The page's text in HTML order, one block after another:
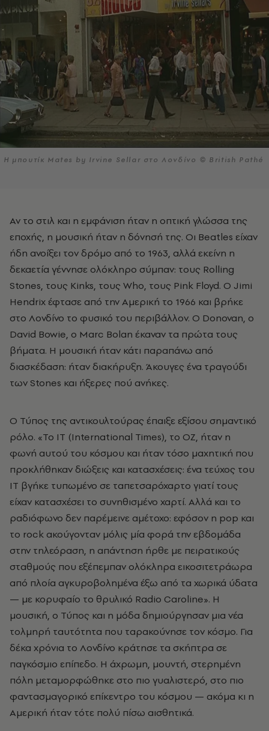
H μπουτίκ Mates by Irvine Sellar στο Λονδίνο © British Pathé
Αν το στιλ και η εμφάνιση ήταν η οπτική γλώσσα της
εποχής, η μουσική ήταν η δόνησή της. Οι Beatles είχαν
ήδη ανοίξει τον δρόμο από το 1963, αλλά εκείνη η
δεκαετία γέννησε ολόκληρο σύμπαν: τους Rolling
Stones, τους Kinks, τους Who, τους Pink Floyd. Ο Jimi
Hendrix έφτασε από την Αμερική το 1966 και βρήκε
στο Λονδίνο το φυσικό του περιβάλλον. Ο Donovan, ο
David Bowie, ο Marc Bolan έκαναν τα πρώτα τους
βήματα. Η μουσική ήταν κάτι παραπάνω από
διασκέδαση: ήταν διακήρυξη. Άκουγες ένα τραγούδι
των Stones και ήξερες πού ανήκες.
Ο Τύπος της αντικουλτούρας έπαιξε εξίσου σημαντικό
ρόλο. «Το IT (International Times), το OZ, ήταν η
φωνή αυτού του κόσμου και ήταν τόσο μαχητική που
προκλήθηκαν διώξεις και κατασχέσεις: ένα τεύχος του
IT βγήκε τυπωμένο σε ταπετσαρόχαρτο γιατί τους
είχαν κατασχέσει το συνηθισμένο χαρτί. Αλλά και το
ραδιόφωνο δεν παρέμεινε αμέτοχο: εφόσον η pop και
το rock ακούγονταν μόλις μία φορά την εβδομάδα
στην τηλεόραση, η απάντηση ήρθε με πειρατικούς
σταθμούς που εξέπεμπαν ολόκληρα εικοσιτετράωρα
από πλοία αγκυροβολημένα έξω από τα χωρικά ύδατα
— με κορυφαίο το θρυλικό Radio Caroline». Η
μουσική, ο Τύπος και η μόδα δημιούργησαν μια νέα
τολμηρή ταυτότητα που ταρακούνησε τον κόσμο. Για
δέκα χρόνια το Λονδίνο κράτησε τα σκήπτρα σε
παγκόσμιο επίπεδο. Η άχρωμη, μουντή, στερημένη
πόλη μεταμορφώθηκε στο πιο γυαλιστερό, στο πιο
φαντασμαγορικό επίκεντρο του κόσμου — ακόμα κι η
Αμερική ήταν τότε πολύ πίσω αισθητικά.